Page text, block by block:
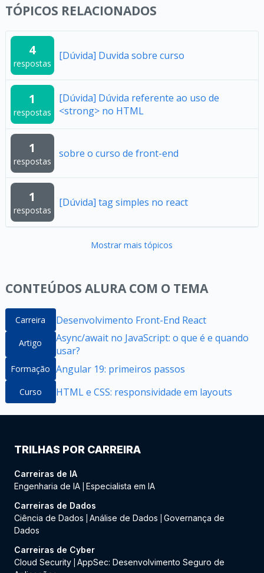
TÓPICOS RELACIONADOS
4
respostas
[Dúvida] Duvida sobre curso
1
respostas
[Dúvida] Dúvida referente ao uso de
<strong> no HTML
1
respostas
sobre o curso de front-end
1
respostas
[Dúvida] tag simples no react
Mostrar mais tópicos
CONTEÚDOS ALURA COM O TEMA
Carreira Desenvolvimento Front-End React
Artigo
Async/await no JavaScript: o que é e quando
usar?
Formação Angular 19: primeiros passos
Curso HTML e CSS: responsividade em layouts
TRILHAS POR CARREIRA
Carreiras de IA
Engenharia de IA Especialista em IA
Carreiras de Dados
Ciência de Dados
Análise de Dados
Governança de
Dados
Carreiras de Cyber
Cloud Security AppSec: Desenvolvimento Seguro de